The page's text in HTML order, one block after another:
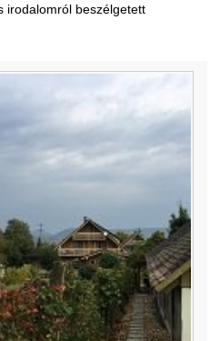
irodalomról beszélgetett